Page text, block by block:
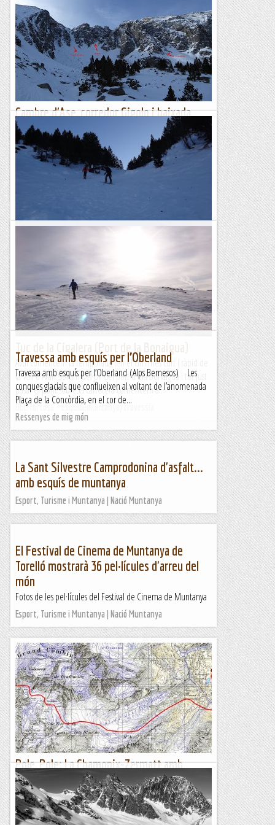
Cambre d'Ase, corredor Gigolo i baixada
amb esquís per la canal Central
Aquest any, l'alpinisme de proximitat no ha estat massa fàcil,
la neu no ha arribat fins al final del què encara en diuen
hivern i costa trobar racons en condicions.Dilluns,...
en busca d'un cim poc concorregut, pasant per la esquera de
l'estany de Baciver i girant una mica la nostra...
UEC Tortosa - esquidemuntanya/travessia
Avui comencem la temporada fen el cim més curt i ràpid de
la Vall d'Aràn.Sortim del pk del port d ela Bonaigua i tot just
pasar el pont sobre la carretera comencem a...
UEC Tortosa - esquidemuntanya/travessia
Travessa amb esquís per l’Oberland
Travessa amb esquís per l’Oberland (Alps Bernesos) Les
conques glacials que conflueixen al voltant de l’anomenada
Plaça de la Concòrdia, en el cor de...
Ressenyes de mig món
La Sant Silvestre Camprodonina d'asfalt...
amb esquís de muntanya
Esport, Turisme i Muntanya | Nació Muntanya
El Festival de Cinema de Muntanya de
Torelló mostrarà 36 pel·lícules d'arreu del
món
Fotos de les pel·lícules del Festival de Cinema de Muntanya
Esport, Turisme i Muntanya | Nació Muntanya
Pole, Pole: La Chamonix-Zermatt amb
esquís (II)
Dimecres 19 de març del 2014DIA 4: Cabane de Valsorey
(3.037 m) - Plateau du Couloir (3.645 m) - Cabane de
Chanrion (2.462...